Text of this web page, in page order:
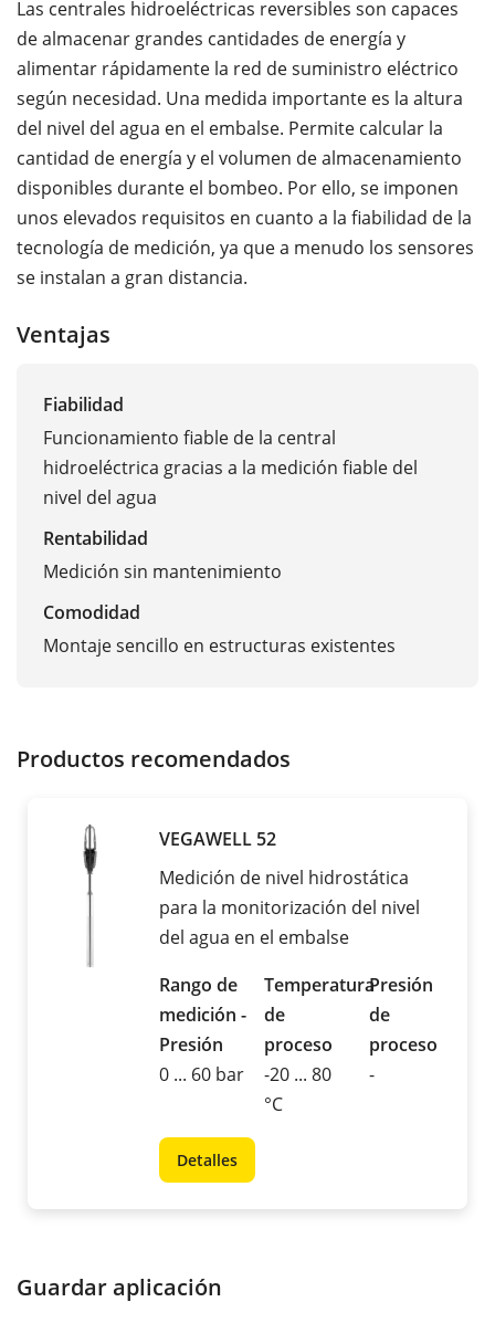
Las centrales hidroeléctricas reversibles son capaces
de almacenar grandes cantidades de energía y
alimentar rápidamente la red de suministro eléctrico
según necesidad. Una medida importante es la altura
del nivel del agua en el embalse. Permite calcular la
cantidad de energía y el volumen de almacenamiento
disponibles durante el bombeo. Por ello, se imponen
unos elevados requisitos en cuanto a la fiabilidad de la
tecnología de medición, ya que a menudo los sensores
se instalan a gran distancia.
Ventajas
Fiabilidad
Funcionamiento fiable de la central
hidroeléctrica gracias a la medición fiable del
nivel del agua
Rentabilidad
Medición sin mantenimiento
Comodidad
Montaje sencillo en estructuras existentes
Productos recomendados
VEGAWELL 52
Medición de nivel hidrostática
para la monitorización del nivel
del agua en el embalse
Rango de
medición -
Presión
0 ... 60 bar
Temperatura
de
proceso
-20 ... 80
°C
Presión
de
proceso
-
Detalles
Guardar aplicación